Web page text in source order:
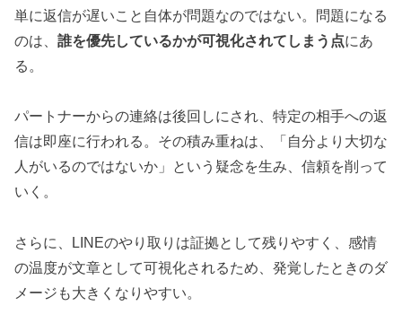
単に返信が遅いこと自体が問題なのではない。問題になる
のは、 誰を優先しているかが可視化されてしまう点にあ
る。
パートナーからの連絡は後回しにされ、特定の相手への返
信は即座に行われる。その積み重ねは、「自分より大切な
人がいるのではないか」という疑念を生み、信頼を削って
いく。
さらに、LINEのやり取りは証拠として残りやすく、感情
の温度が文章として可視化されるため、発覚したときのダ
メージも大きくなりやすい。